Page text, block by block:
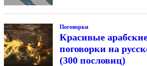
Поговорки
Красивые
поговорки на
(300 пословиц)